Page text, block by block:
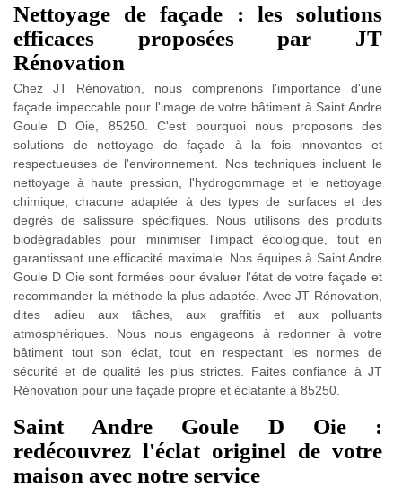
Nettoyage de façade : les solutions
efficaces proposées par JT
Rénovation
Chez JT Rénovation, nous comprenons l'importance d'une
façade impeccable pour l'image de votre bâtiment à Saint Andre
Goule D Oie, 85250. C'est pourquoi nous proposons des
solutions de nettoyage de façade à la fois innovantes et
respectueuses de l'environnement. Nos techniques incluent le
nettoyage à haute pression, l'hydrogommage et le nettoyage
chimique, chacune adaptée à des types de surfaces et des
degrés de salissure spécifiques. Nous utilisons des produits
biodégradables pour minimiser l'impact écologique, tout en
garantissant une efficacité maximale. Nos équipes à Saint Andre
Goule D Oie sont formées pour évaluer l'état de votre façade et
recommander la méthode la plus adaptée. Avec JT Rénovation,
dites adieu aux tâches, aux graffitis et aux polluants
atmosphériques. Nous nous engageons à redonner à votre
bâtiment tout son éclat, tout en respectant les normes de
sécurité et de qualité les plus strictes. Faites confiance à JT
Rénovation pour une façade propre et éclatante à 85250.
Saint Andre Goule D Oie :
redécouvrez l'éclat originel de votre
maison avec notre service